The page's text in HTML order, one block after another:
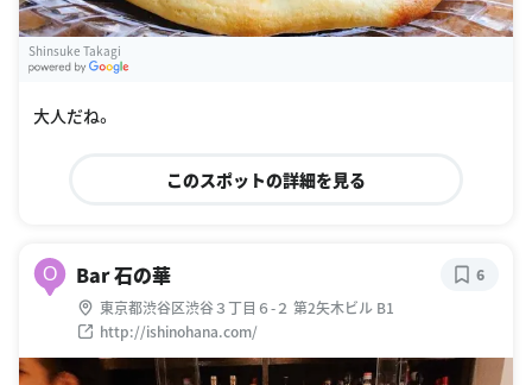
Shinsuke Takagi
大人だね。
このスポットの詳細を見る
O Bar 石の華
東京都渋谷区渋谷３丁目６-２ 第2矢木ビル B1
http://ishinohana.com/
6